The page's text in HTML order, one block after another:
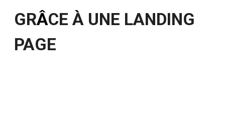
GRÂCE À UNE LANDING
PAGE